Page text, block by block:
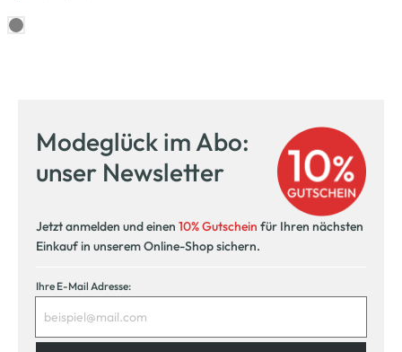
Modeglück im Abo:
unser Newsletter
Jetzt anmelden und einen 10% Gutschein für Ihren nächsten
Einkauf in unserem Online-Shop sichern.
Ihre E-Mail Adresse: